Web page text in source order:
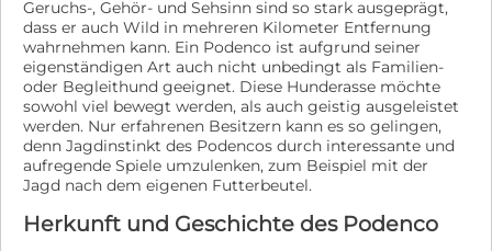
Geruchs-, Gehör- und Sehsinn sind so stark ausgeprägt,
dass er auch Wild in mehreren Kilometer Entfernung
wahrnehmen kann. Ein Podenco ist aufgrund seiner
eigenständigen Art auch nicht unbedingt als Familien-
oder Begleithund geeignet. Diese Hunderasse möchte
sowohl viel bewegt werden, als auch geistig ausgeleistet
werden. Nur erfahrenen Besitzern kann es so gelingen,
denn Jagdinstinkt des Podencos durch interessante und
aufregende Spiele umzulenken, zum Beispiel mit der
Jagd nach dem eigenen Futterbeutel.
Herkunft und Geschichte des Podenco